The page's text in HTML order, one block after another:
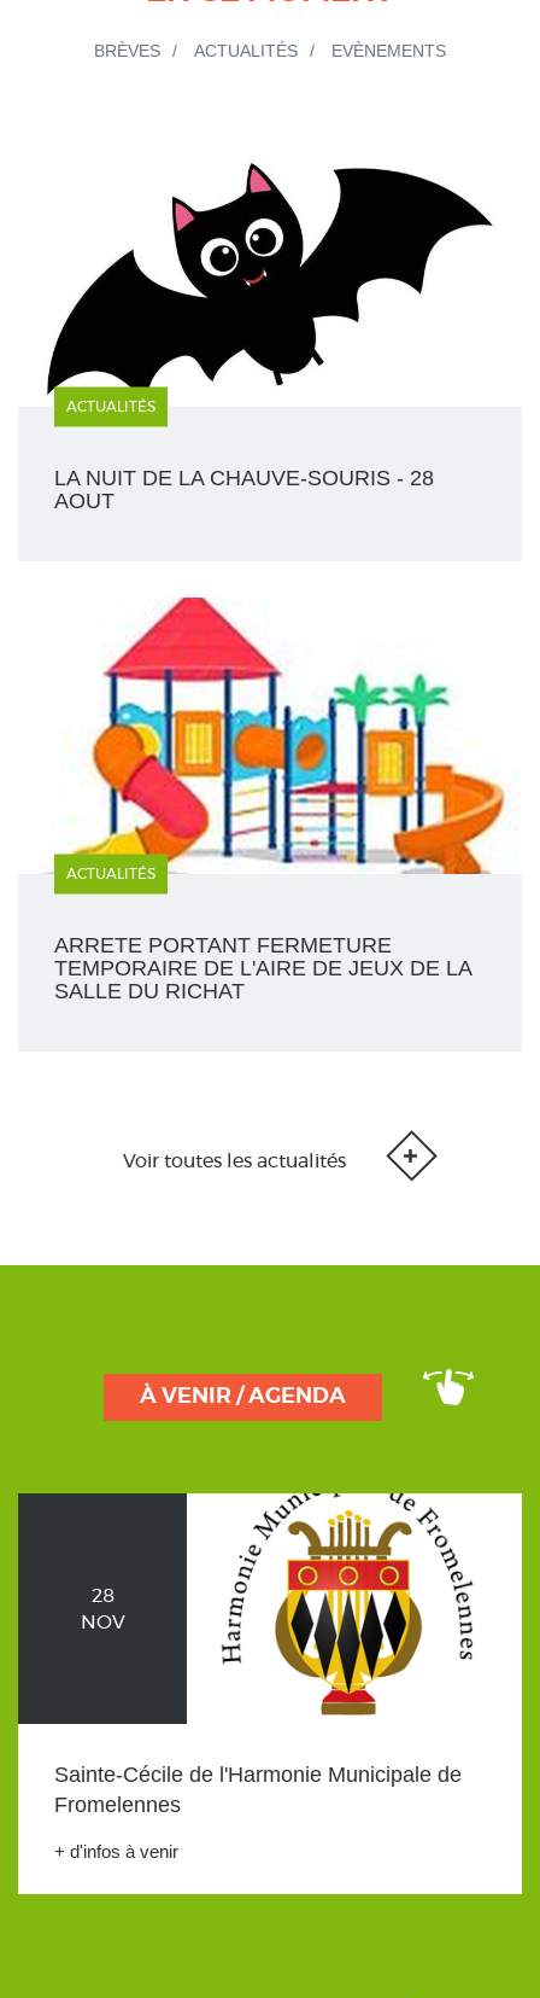
BRÈVES ACTUALITÉS EVÈNEMENTS
ACTUALITÉS
LA NUIT DE LA CHAUVE-SOURIS - 28
AOUT
ACTUALITÉS
ARRETE PORTANT FERMETURE
TEMPORAIRE DE L'AIRE DE JEUX DE LA
SALLE DU RICHAT
Voir toutes les actualités
À VENIR / AGENDA
28
NOV
Sainte-Cécile de l'Harmonie Municipale de
Fromelennes
+ d'infos à venir